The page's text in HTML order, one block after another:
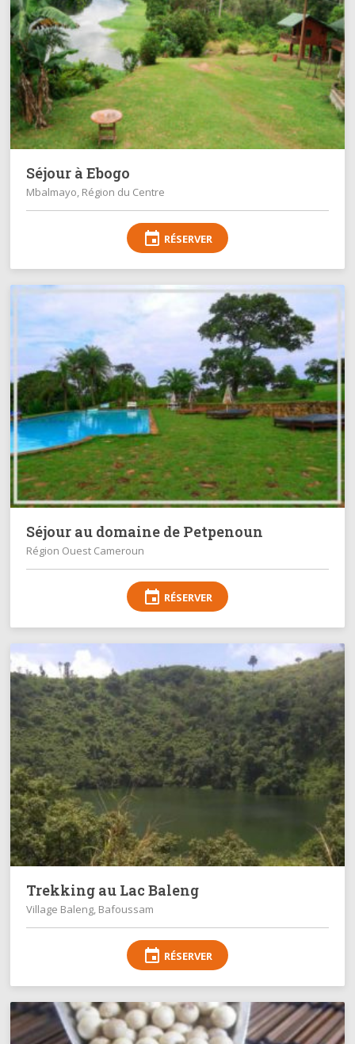
Séjour à Ebogo
Mbalmayo, Région du Centre
event RÉSERVER
Séjour au domaine de Petpenoun
Région Ouest Cameroun
event RÉSERVER
Trekking au Lac Baleng
Village Baleng, Bafoussam
event RÉSERVER